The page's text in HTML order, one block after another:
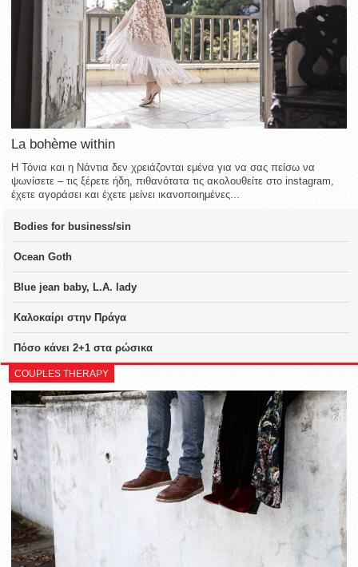
La bohème within
Η Τόνια και η Νάντια δεν χρειάζονται εμένα για να σας πείσω να
ψωνίσετε – τις ξέρετε ήδη, πιθανότατα τις ακολουθείτε στο instagram,
έχετε αγοράσει και έχετε μείνει ικανοποιημένες...
Bodies for business/sin
Ocean Goth
Blue jean baby, L.A. lady
Καλοκαίρι στην Πράγα
Πόσο κάνει 2+1 στα ρώσικα
COUPLES THERAPY